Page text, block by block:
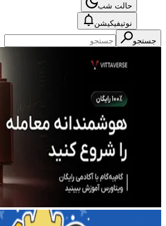
حالت شب
نوتیفیکیشن
جستجو